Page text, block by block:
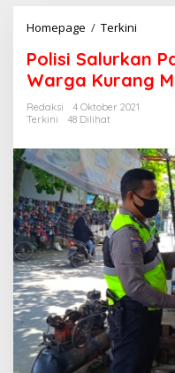
Homepage / Terkini
l
i
s
i
l
u
r
k
a
n
P
a
k
e
Polisi Salurkan
Warga Kurang
Redaksi
4 Oktober 2021
Terkini
48 Dilihat